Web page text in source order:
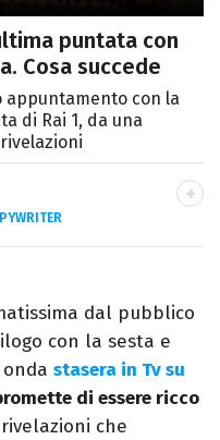
puntata con
Cosa succede
con la
di Rai 1, da una
per le serie TV.
sono il miodal pubblico
con la sesta e
stasera in Tv su
di essere ricco
che